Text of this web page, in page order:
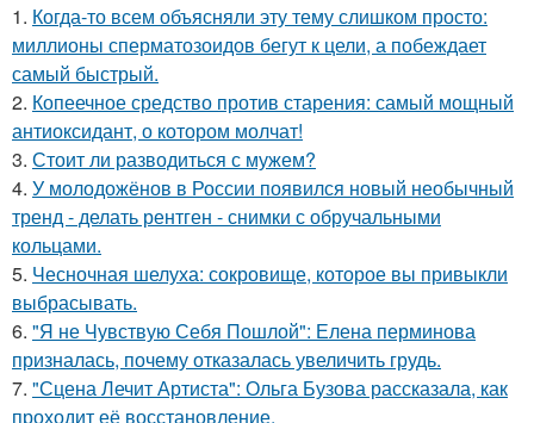
1. Когда-то всем объясняли эту тему слишком просто:
миллионы сперматозоидов бегут к цели, а побеждает
самый быстрый.
2. Копеечное средство против старения: самый мощный
антиоксидант, о котором молчат!
3. Стоит ли разводиться с мужем?
4. У молодожёнов в России появился новый необычный
тренд - делать рентген - снимки с обручальными
кольцами.
5. Чесночная шелуха: сокровище, которое вы привыкли
выбрасывать.
6. "Я не Чувствую Себя Пошлой": Елена перминова
призналась, почему отказалась увеличить грудь.
7. "Сцена Лечит Артиста": Ольга Бузова рассказала, как
проходит её восстановление.